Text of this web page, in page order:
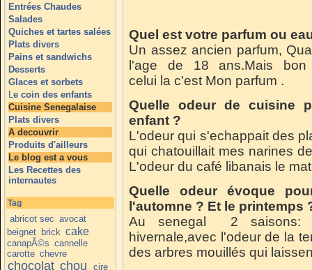
Entrées Chaudes
Salades
Quiches et tartes salées
Plats divers
Pains et sandwichs
Desserts
Glaces et sorbets
Le coin des enfants
Cuisine Senegalaise
Plats divers
A decouvrir
Produits d'ailleurs
Le blog est a vous
Les Recettes des
internautes
Tag
abricot sec avocat
beignet brick cake
canapÃ©s cannelle
carotte chevre
chocolat chou
cire
Quel est votre parfum ou
Un assez ancien parfum,
l'age de 18 ans.Mais
celui la c'est Mon parfum .
Quelle odeur de cuisine
enfant ?
L'odeur qui s'echappait des
qui chatouillait mes narines
L'odeur du café libanais le
Quelle odeur évoque
l'automne ? Et le printemps
Au senegal 2 saisons:
hivernale,avec l'odeur de la
des arbres mouillés qui